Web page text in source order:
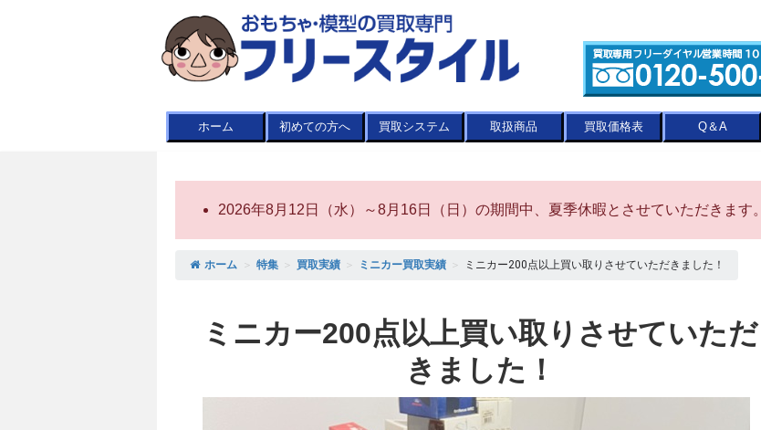
ホーム 初めての方へ 買取システム 取扱商品 買取価格表 Q＆A
2026年8月12日（水）～8月16日（日）の期間中、夏季休暇とさせていただきます。
ホーム ＞ 特集 ＞ 買取実績 ＞ ミニカー買取実績 ＞ ミニカー200点以上買い取りさせていただきました！
ミニカー200点以上買い取りさせていただ
きました！